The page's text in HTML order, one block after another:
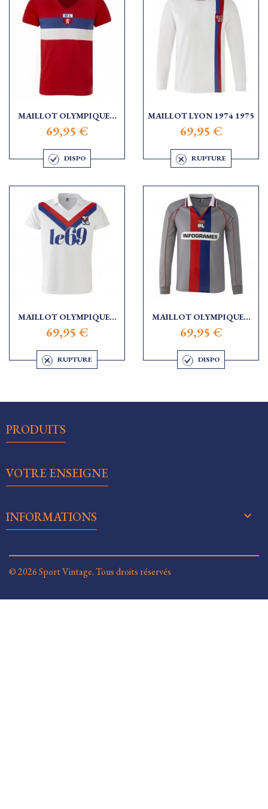
MAILLOT OLYMPIQUE...
69,95 €
DISPO
MAILLOT LYON 1974 1975
69,95 €
RUPTURE
MAILLOT OLYMPIQUE...
69,95 €
RUPTURE
MAILLOT OLYMPIQUE...
69,95 €
DISPO
PRODUITS
VOTRE ENSEIGNE
INFORMATIONS keyboard_arrow_down
© 2026 Sport Vintage. Tous droits réservés